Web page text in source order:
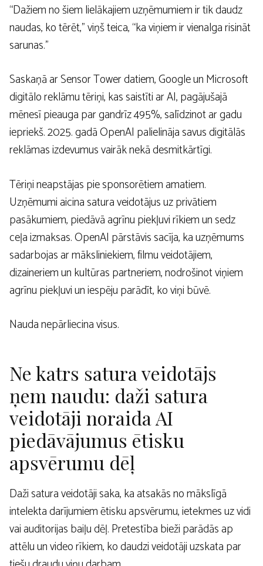
“Dažiem no šiem lielākajiem uzņēmumiem ir tik daudz
naudas, ko tērēt,” viņš teica, “ka viņiem ir vienalga risināt
sarunas.”
Saskaņā ar Sensor Tower datiem, Google un Microsoft
digitālo reklāmu tēriņi, kas saistīti ar AI, pagājušajā
mēnesī pieauga par gandrīz 495%, salīdzinot ar gadu
iepriekš. 2025. gadā OpenAI palielināja savus digitālās
reklāmas izdevumus vairāk nekā desmitkārtīgi.
Tēriņi neapstājas pie sponsorētiem amatiem.
Uzņēmumi aicina satura veidotājus uz privātiem
pasākumiem, piedāvā agrīnu piekļuvi rīkiem un sedz
ceļa izmaksas. OpenAI pārstāvis sacīja, ka uzņēmums
sadarbojas ar māksliniekiem, filmu veidotājiem,
dizaineriem un kultūras partneriem, nodrošinot viņiem
agrīnu piekļuvi un iespēju parādīt, ko viņi būvē.
Nauda nepārliecina visus.
Ne katrs satura veidotājs
ņem naudu: daži satura
veidotāji noraida AI
piedāvājumus ētisku
apsvērumu dēļ
Daži satura veidotāji saka, ka atsakās no mākslīgā
intelekta darījumiem ētisku apsvērumu, ietekmes uz vidi
vai auditorijas baiļu dēļ. Pretestība bieži parādās ap
attēlu un video rīkiem, ko daudzi veidotāji uzskata par